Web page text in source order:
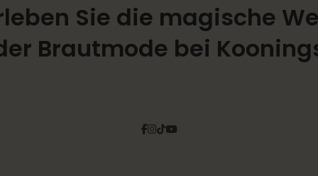
Sie die magische
Brautmode bei
Facebook
Instagram
TiktokPinterest
YouTube